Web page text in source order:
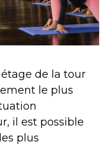
étage de la tour
le plus
il est possible
plus